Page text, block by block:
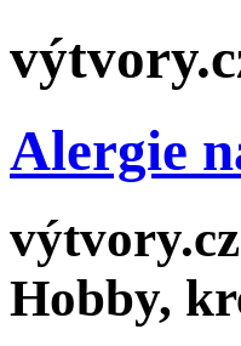
Alergie
Hobby,